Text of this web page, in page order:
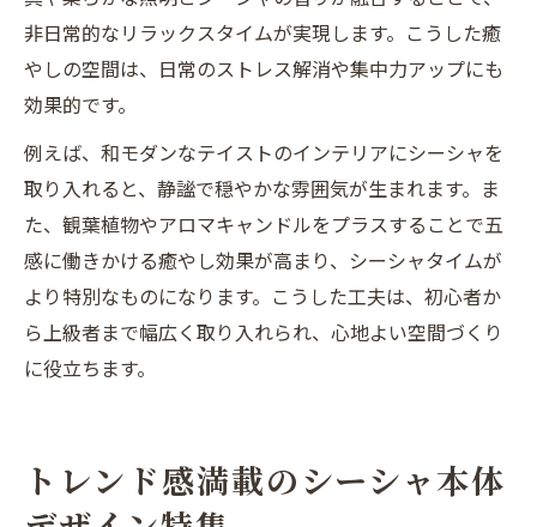
非日常的なリラックスタイムが実現します。こうした癒
やしの空間は、日常のストレス解消や集中力アップにも
効果的です。
例えば、和モダンなテイストのインテリアにシーシャを
取り入れると、静謐で穏やかな雰囲気が生まれます。ま
た、観葉植物やアロマキャンドルをプラスすることで五
感に働きかける癒やし効果が高まり、シーシャタイムが
より特別なものになります。こうした工夫は、初心者か
ら上級者まで幅広く取り入れられ、心地よい空間づくり
に役立ちます。
トレンド感満載のシーシャ本体